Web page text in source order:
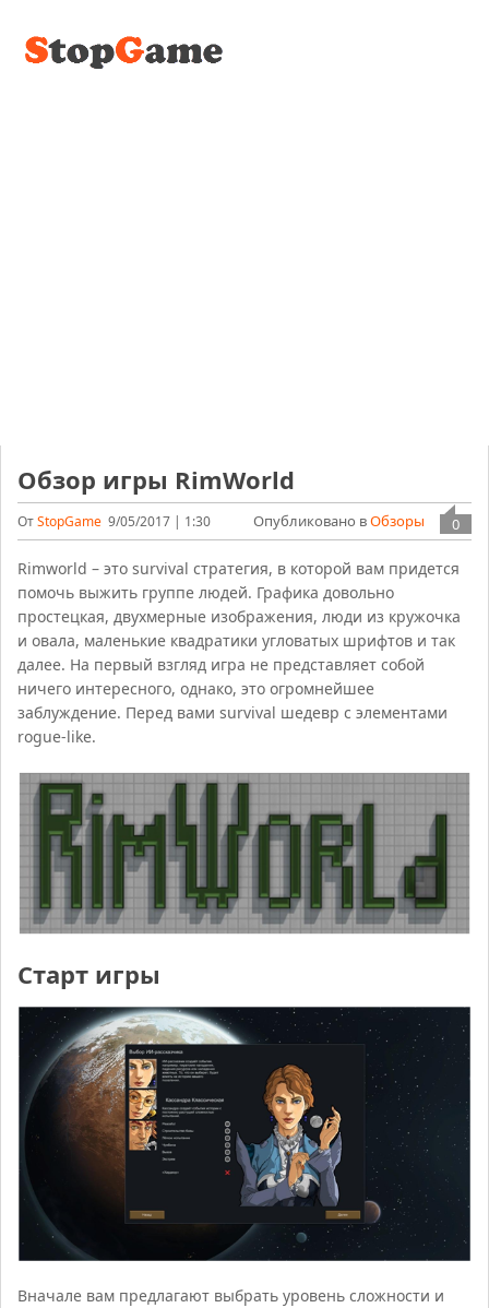
Обзор игры RimWorld
ОтStopGame 9/05/2017 | 1:30 0
Опубликовано вОбзоры
Rimworld – это survival стратегия, в которой вам придется
помочь выжить группе людей. Графика довольно
простецкая, двухмерные изображения, люди из кружочка
и овала, маленькие квадратики угловатых шрифтов и так
далее. На первый взгляд игра не представляет собой
ничего интересного, однако, это огромнейшее
заблуждение. Перед вами survival шедевр с элементами
rogue-like.
Старт игры
Вначале вам предлагают выбрать уровень сложности и